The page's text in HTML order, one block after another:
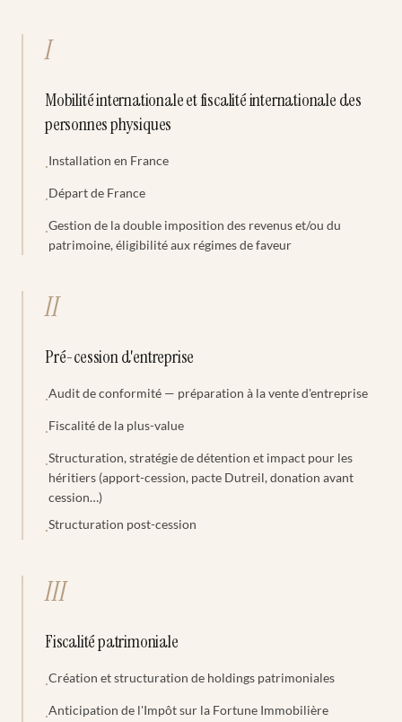
I
Mobilité internationale et fiscalité internationale des
personnes physiques
·Installation en France
·Départ de France
·Gestion de la double imposition des revenus et/ou du
patrimoine, éligibilité aux régimes de faveur
II
Pré-cession d'entreprise
·Audit de conformité — préparation à la vente d'entreprise
·Fiscalité de la plus-value
·Structuration, stratégie de détention et impact pour les
héritiers (apport-cession, pacte Dutreil, donation avant
cession…)
·Structuration post-cession
III
Fiscalité patrimoniale
·Création et structuration de holdings patrimoniales
·Anticipation de l'Impôt sur la Fortune Immobilière